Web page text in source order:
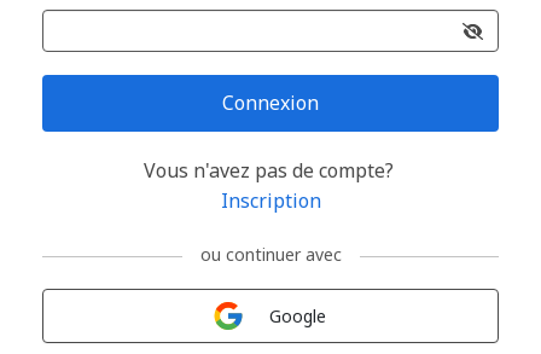
Connexion
Vous n'avez pas de compte?
Inscription
ou continuer avec
Google